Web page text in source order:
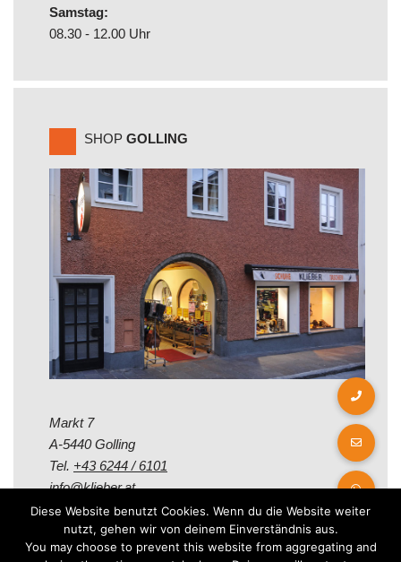
Samstag:
08.30 - 12.00 Uhr
SHOP GOLLING
Markt 7
A-5440 Golling
Tel. +43 6244 / 6101
info@klieber.at
Öffungszeiten
Diese Website benutzt Cookies. Wenn du die Website weiter
nutzt, gehen wir von deinem Einverständnis aus.
You may choose to prevent this website from aggregating and